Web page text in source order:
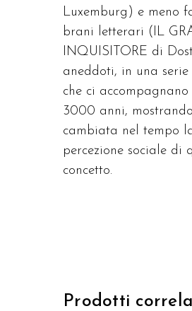
Luxemburg) e meno
brani letterari (IL
INQUISITORE di
aneddoti, in una
che ci
3000 anni,
cambiata nel tempo
percezione sociale di
concetto.
Prodotti